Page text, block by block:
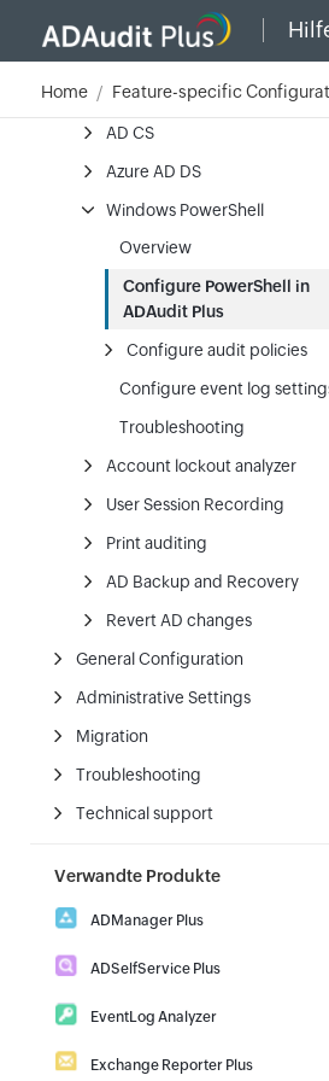
Home Feature-specific
File integrity monitoring
ADFS
AD CS
Azure AD DS
Windows PowerShell
Overview
Configure PowerShell in
ADAudit Plus
Configure audit policies
Configure event log
Troubleshooting
Account lockout analyzer
User Session Recording
Print auditing
AD Backup and Recovery
Revert AD changes
General Configuration
Administrative Settings
Migration
Troubleshooting
Technical support
Verwandte Produkte
ADManager Plus
Reporting
ADSelfService Plus
Download|Demo
EventLog Analyzer
Download |Demo
Exchange Reporter Plus